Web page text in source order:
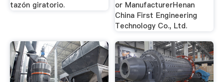
tazón giratorio.
or ManufacturerHenan
China First Engineering
Technology Co., Ltd.